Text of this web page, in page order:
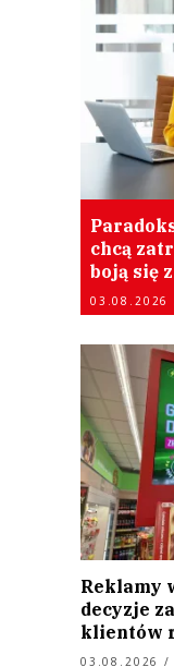
chcą
boją się
03.08.2026
Reklamy
decyzje
klientów
03.08.2026 /